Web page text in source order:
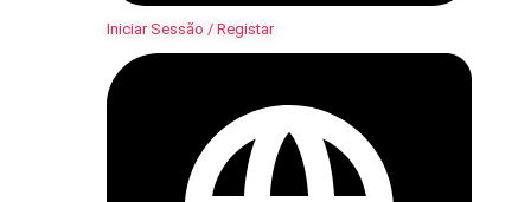
Iniciar Sessão / Registar